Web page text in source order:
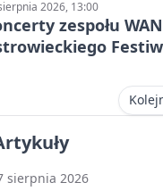
2026, 13:00
zespołu
sierpnia 2026